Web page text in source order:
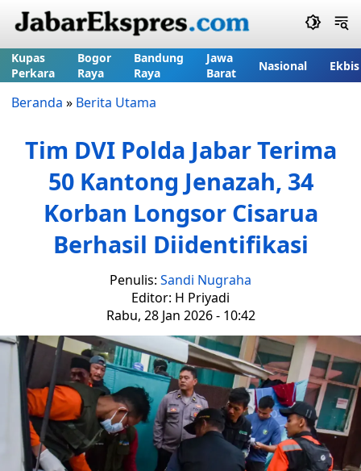
Kupas
Perkara
Bogor
Raya
Bandung
Raya
Jawa
Barat
Nasional Ekbis
Beranda » Berita Utama
Tim DVI Polda Jabar Terima
50 Kantong Jenazah, 34
Korban Longsor Cisarua
Berhasil Diidentifikasi
Penulis: Sandi Nugraha
Editor: H Priyadi
Rabu, 28 Jan 2026 - 10:42